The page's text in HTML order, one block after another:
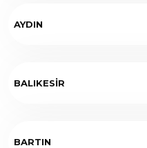
AYDIN
BALIKESİR
BARTIN